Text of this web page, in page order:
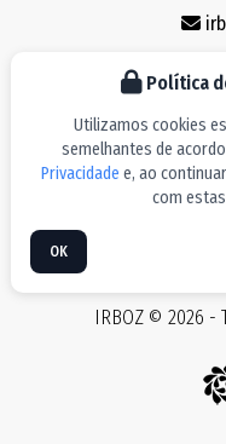
IRBOZ © 2026 -
Política
Utilizamos cookies
semelhantes de
Privacidade e, ao
com
OK